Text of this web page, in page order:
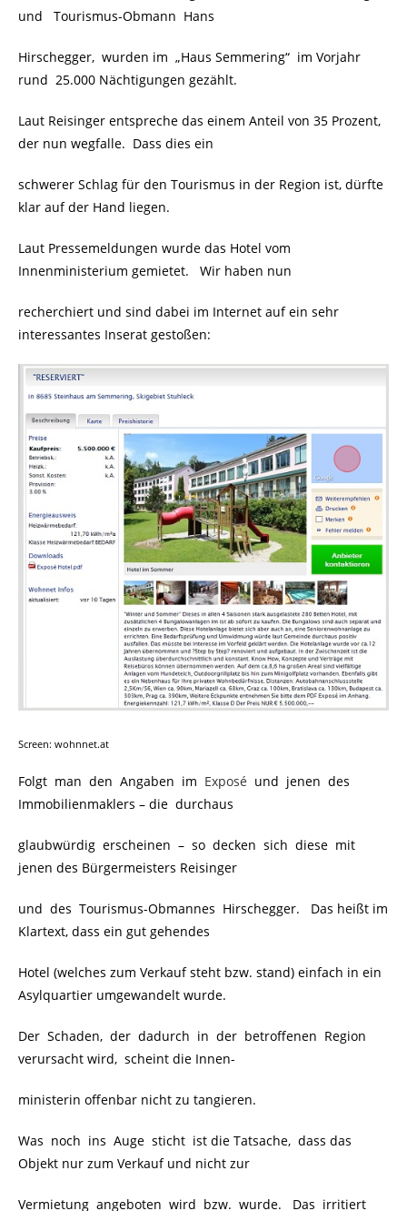
und Tourismus-Obmann Hans
Hirschegger, wurden im „Haus Semmering“ im Vorjahr
rund 25.000 Nächtigungen gezählt.
Laut Reisinger entspreche das einem Anteil von 35 Prozent,
der nun wegfalle. Dass dies ein
schwerer Schlag für den Tourismus in der Region ist, dürfte
klar auf der Hand liegen.
Laut Pressemeldungen wurde das Hotel vom
Innenministerium gemietet. Wir haben nun
recherchiert und sind dabei im Internet auf ein sehr
interessantes Inserat gestoßen:
Screen: wohnnet.at
Folgt man den Angaben im Exposé und jenen des
Immobilienmaklers – die durchaus
glaubwürdig erscheinen – so decken sich diese mit
jenen des Bürgermeisters Reisinger
und des Tourismus-Obmannes Hirschegger. Das heißt im
Klartext, dass ein gut gehendes
Hotel (welches zum Verkauf steht bzw. stand) einfach in ein
Asylquartier umgewandelt wurde.
Der Schaden, der dadurch in der betroffenen Region
verursacht wird, scheint die Innen-
ministerin offenbar nicht zu tangieren.
Was noch ins Auge sticht ist die Tatsache, dass das
Objekt nur zum Verkauf und nicht zur
Vermietung angeboten wird bzw. wurde. Das irritiert